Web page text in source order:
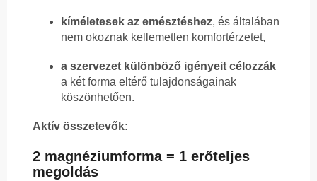
kíméletesek az emésztéshez, és általában
nem okoznak kellemetlen komfortérzetet,
a szervezet különböző igényeit célozzák
a két forma eltérő tulajdonságainak
köszönhetően.
Aktív összetevők:
2 magnéziumforma = 1 erőteljes
megoldás